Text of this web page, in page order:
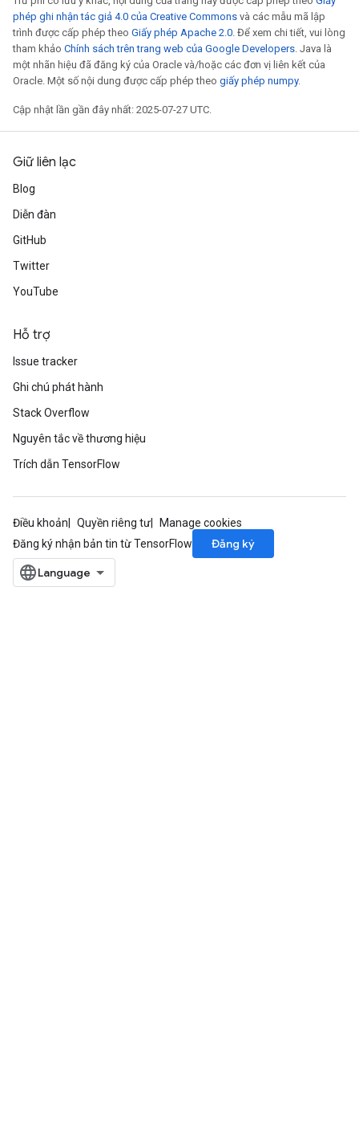
phép ghi nhận tác giả 4.0 của Creative Commons và các mẫu mã lập
trình được cấp phép theo Giấy phép Apache 2.0. Để xem chi tiết, vui lòng
tham khảo Chính sách trên trang web của Google Developers. Java là
một nhãn hiệu đã đăng ký của Oracle và/hoặc các đơn vị liên kết của
Oracle. Một số nội dung được cấp phép theo giấy phép numpy.
Cập nhật lần gần đây nhất: 2025-07-27 UTC.
Giữ liên lạc
Blog
Diễn đàn
GitHub
Twitter
YouTube
Hỗ trợ
Issue tracker
Ghi chú phát hành
Stack Overflow
Nguyên tắc về thương hiệu
Trích dẫn TensorFlow
Điều khoản Quyền riêng tư
Manage cookies
Đăng ký nhận bản tin từ TensorFlow
Đăng ký